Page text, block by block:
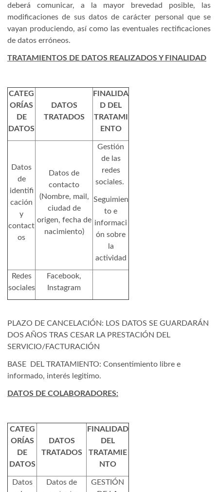
deberá comunicar, a la mayor brevedad posible, las
modificaciones de sus datos de carácter personal que se
vayan produciendo, así como las eventuales rectificaciones
de datos erróneos.
TRATAMIENTOS DE DATOS REALIZADOS Y FINALIDAD
CATEG
ORÍAS
DE
DATOS
DATOS
TRATADOS
FINALIDA
D DEL
TRATAMI
ENTO
Datos
de
identifi
cación
y
contact
os
Datos de
contacto
(Nombre, mail,
ciudad de
origen, fecha de
nacimiento)
Gestión
de las
redes
sociales.
Seguimien
to e
informaci
ón sobre
la
actividad
Redes
sociales
Facebook,
Instagram
PLAZO DE CANCELACIÓN: LOS DATOS SE GUARDARÁN
DOS AÑOS TRAS CESAR LA PRESTACIÓN DEL
SERVICIO/FACTURACIÓN
BASE DEL TRATAMIENTO: Consentimiento libre e
informado, interés legitimo.
DATOS DE COLABORADORES:
CATEG
ORÍAS
DE
DATOS
DATOS
TRATADOS
FINALIDAD
DEL
TRATAMIE
NTO
Datos
Datos de
GESTIÓN